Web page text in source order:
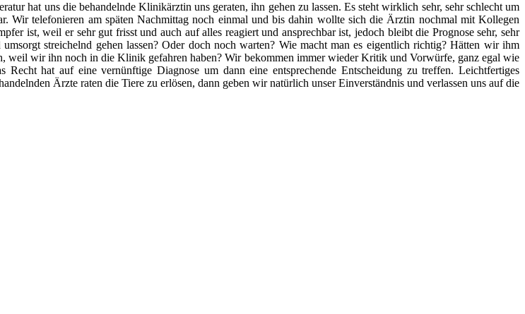
hat uns die behandelnde Klinikärztin uns geraten, ihn gehen zu lassen. Es steht wirklich sehr, sehr schlecht um
Wir telefonieren am späten Nachmittag noch einmal und bis dahin wollte sich die Ärztin nochmal mit Kollegen
ist, weil er sehr gut frisst und auch auf alles reagiert und ansprechbar ist, jedoch bleibt die Prognose sehr, sehr
streichelnd gehen lassen? Oder doch noch warten? Wie macht man es eigentlich richtig?Hätten wir ihm
weil wir ihn noch in die Klinik gefahren haben?Wir bekommen immer wieder Kritik und Vorwürfe, ganz egal wie
hat auf eine vernünftige Diagnose um dann eine entsprechende Entscheidung zu treffen. Leichtfertiges
Ärzte raten die Tiere zu erlösen, dann geben wir natürlich unser Einverständnis und verlassen uns auf die